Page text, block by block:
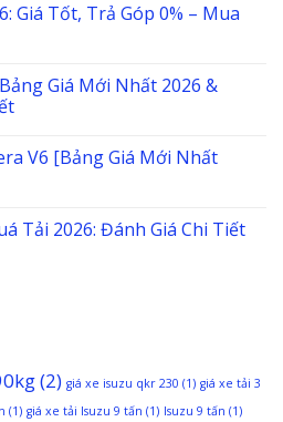
Giá Tốt, Trả Góp 0% – Mua
Giá Mới Nhất 2026 &
V6 [Bảng Giá Mới Nhất
Tải 2026: Đánh Giá Chi Tiết
(2) giá xe isuzu qkr 230 (1) giá xe tải 3
(1) giá xe tải Isuzu 9 tấn (1) Isuzu 9 tấn (1)